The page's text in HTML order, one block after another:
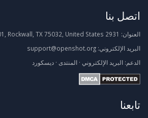
اتصل بنا
العنوان:
البريد الإلكتروني: support@openshot.org
الدعم: البريد الإلكتروني · المنتدى · ديسكورد
تابعنا